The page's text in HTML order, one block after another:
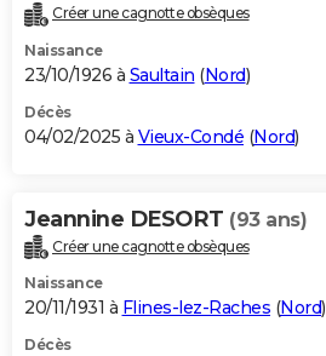
Créer une cagnotte obsèques
Naissance
23/10/1926 à Saultain (Nord)
Décès
04/02/2025 à Vieux-Condé (Nord)
Jeannine DESORT (93 ans)
Créer une cagnotte obsèques
Naissance
20/11/1931 à Flines-lez-Raches (Nord)
Décès